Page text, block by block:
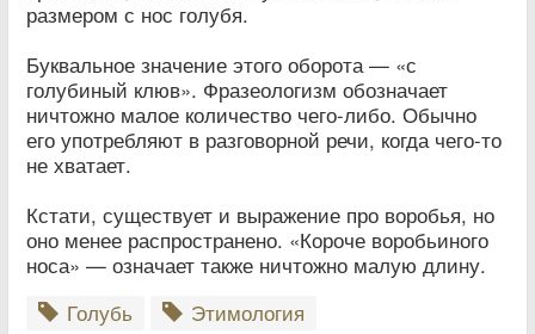
размером с нос голубя.
Буквальное значение этого оборота — «с
голубиный клюв». Фразеологизм обозначает
ничтожно малое количество чего-либо. Обычно
его употребляют в разговорной речи, когда чего-то
не хватает.
Кстати, существует и выражение про воробья, но
оно менее распространено. «Короче воробьиного
носа» — означает также ничтожно малую длину.
Голубь
Этимология